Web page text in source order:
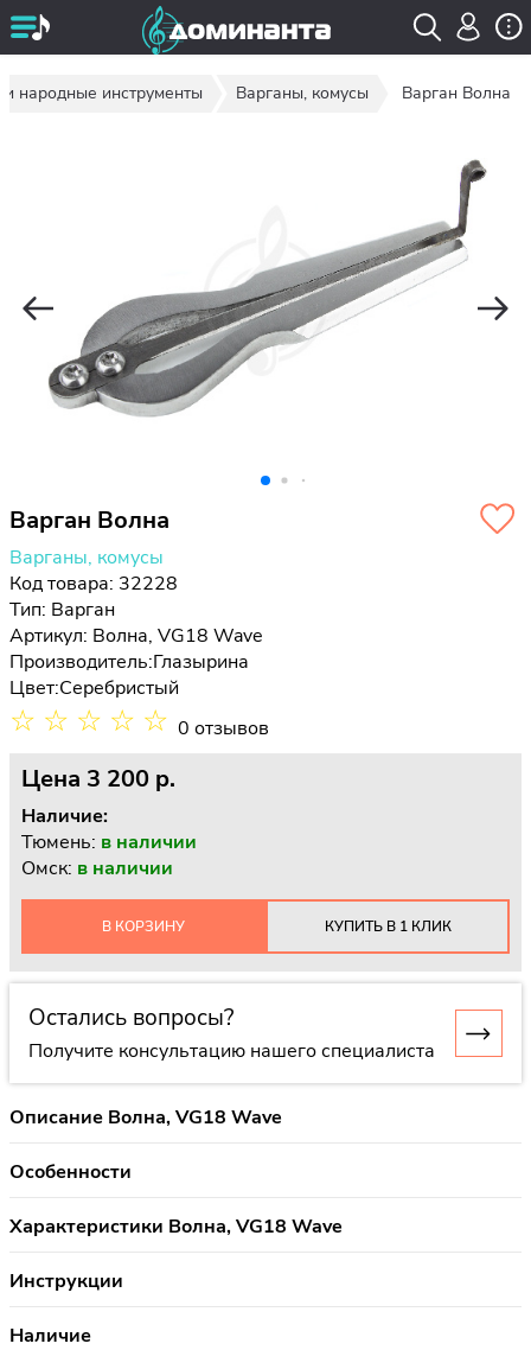
народные инструменты Варганы, комусы Варган Волна
Варган Волна
Варганы, комусы
Код товара: 32228
Тип: Варган
Артикул: Волна, VG18 Wave
Производитель:Глазырина
Цвет:Серебристый
☆ ☆ ☆ ☆ ☆ 0 отзывов
Цена 3 200 p.
Наличие:
Тюмень: в наличии
Омск: в наличии
В КОРЗИНУ КУПИТЬ В 1 КЛИК
Остались вопросы?
Получите консультацию нашего специалиста
Описание Волна, VG18 Wave
Особенности
Характеристики Волна, VG18 Wave
Инструкции
Наличие